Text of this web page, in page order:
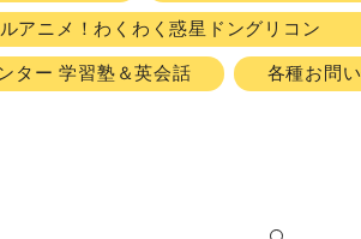
アニメ！わくわく惑星ドングリコン
ター 学習塾＆英会話 各種お問